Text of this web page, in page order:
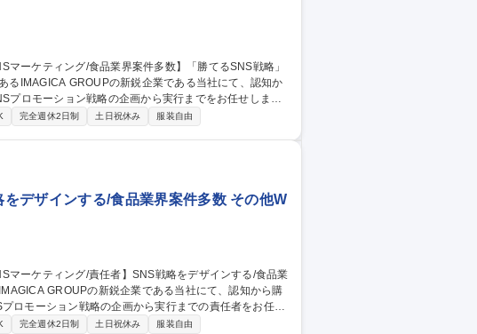
プロモーション戦略の企画から実行までをお任せしま
攻めの運用を行います。 募集職種 【SNSマ
デザインする
完全週休2日制 土日祝休み 服装自由
デザインする/食品業界案件多数 その他W
ロモーション戦略の企画から実行までの責任者をお任せ
完全週休2日制 土日祝休み 服装自由